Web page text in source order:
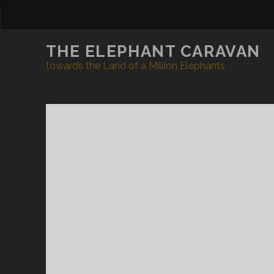
THE ELEPHANT CARAVAN
towards the Land of a Million Elephants